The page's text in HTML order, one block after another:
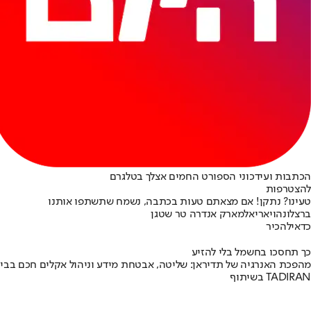
הכתבות ועידכוני הספורט החמים אצלך בטלגרם
להצטרפות
טעינו? נתקן! אם מצאתם טעות בכתבה, נשמח שתשתפו אותנו
ברצלונהויאריאלמארק אנדרה טר שטגן
כדאילהכיר
כך תחסכו בחשמל בלי להזיע
מהפכת האנרגיה של תדיראן: שליטה, אבטחת מידע וניהול אקלים חכם
בשיתוף TADIRAN